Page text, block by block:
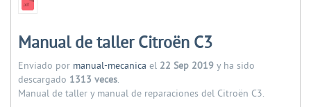
Manual de taller Citroën C3
Enviado por manual-mecanica el 22 Sep 2019 y ha sido
descargado 1313 veces.
Manual de taller y manual de reparaciones del Citroën C3.